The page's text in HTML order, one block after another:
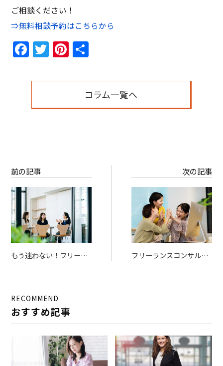
ご相談ください！
⇒無料相談予約はこちらから
Facebook
TwitterPinterest
コラム一覧へ
前の記事
もう迷わない！フリーラ
次の記事
フリーランスコンサルタ
RECOMMEND
おすすめ記事